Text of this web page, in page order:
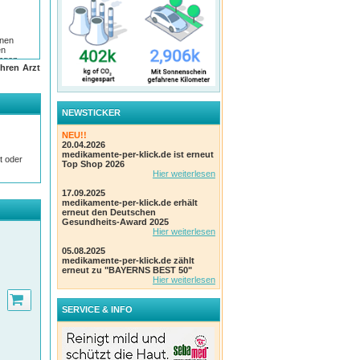
Die
Arzt
oder
NEWSTICKER
NEU!!
20.04.2026
medikamente-per-klick.de ist erneut
Top Shop 2026
Hier weiterlesen
17.09.2025
medikamente-per-klick.de erhält
erneut den Deutschen
Gesundheits-Award 2025
Hier weiterlesen
05.08.2025
medikamente-per-klick.de zählt
erneut zu "BAYERNS BEST 50"
Hier weiterlesen
SERVICE & INFO